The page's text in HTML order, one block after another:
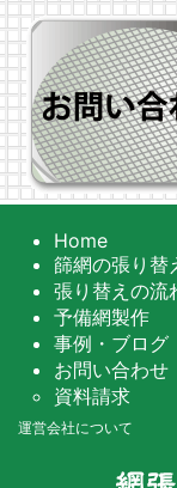
Home
篩網の張り替
張り替えの流
予備網製作
事例・ブログ
お問い合わせ
資料請求
運営会社について